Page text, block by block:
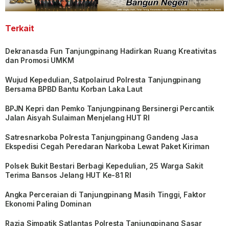
Terkait
Dekranasda Fun Tanjungpinang Hadirkan Ruang Kreativitas
dan Promosi UMKM
Wujud Kepedulian, Satpolairud Polresta Tanjungpinang
Bersama BPBD Bantu Korban Laka Laut
BPJN Kepri dan Pemko Tanjungpinang Bersinergi Percantik
Jalan Aisyah Sulaiman Menjelang HUT RI
Satresnarkoba Polresta Tanjungpinang Gandeng Jasa
Ekspedisi Cegah Peredaran Narkoba Lewat Paket Kiriman
Polsek Bukit Bestari Berbagi Kepedulian, 25 Warga Sakit
Terima Bansos Jelang HUT Ke-81 RI
Angka Perceraian di Tanjungpinang Masih Tinggi, Faktor
Ekonomi Paling Dominan
Razia Simpatik Satlantas Polresta Tanjungpinang Sasar